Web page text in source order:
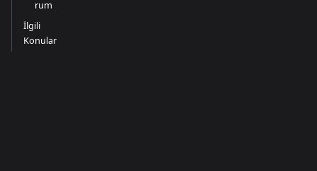
rum
İlgili
Konular